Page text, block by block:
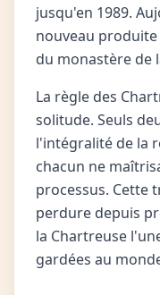
jusqu'en 1989.
nouveau
du monastère de
La règle des
solitude. Seuls
l'intégralité de la
chacun ne
processus. Cette
perdure depuis
la Chartreuse
gardées au